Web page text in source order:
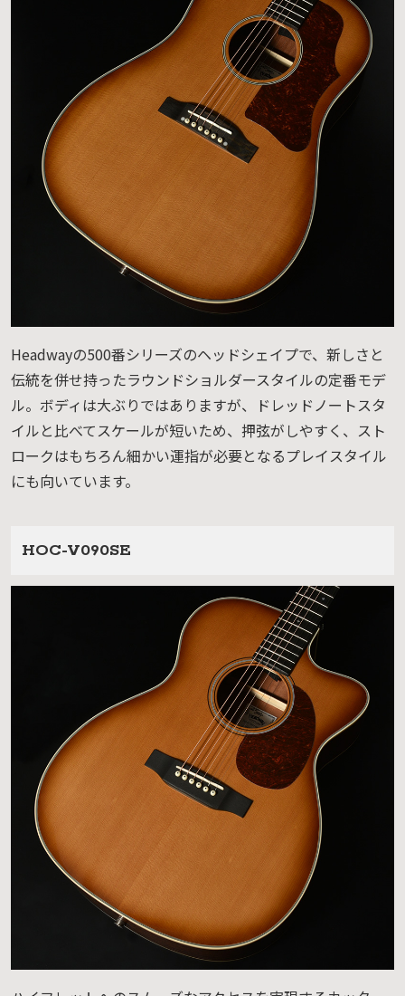
Headwayの500番シリーズのヘッドシェイプで、新しさと
伝統を併せ持ったラウンドショルダースタイルの定番モデ
ル。ボディは大ぶりではありますが、ドレッドノートスタ
イルと比べてスケールが短いため、押弦がしやすく、スト
ロークはもちろん細かい運指が必要となるプレイスタイル
にも向いています。
HOC-V090SE